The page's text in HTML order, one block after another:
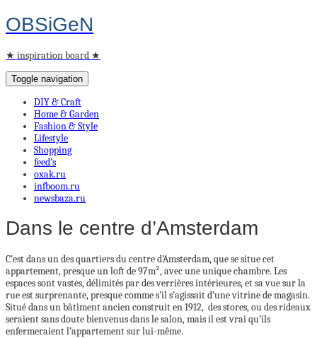
OBSiGeN
★ inspiration board ★
Toggle navigation
DIY & Craft
Home & Garden
Fashion & Style
Lifestyle
Shopping
feed’s
oxak.ru
infboom.ru
newsbaza.ru
Dans le centre d’Amsterdam
C’est dans un des quartiers du centre d’Amsterdam, que se situe cet
appartement, presque un loft de 97m², avec une unique chambre. Les
espaces sont vastes, délimités par des verrières intérieures, et sa vue sur la
rue est surprenante, presque comme s’il s’agissait d’une vitrine de magasin.
Situé dans un bâtiment ancien construit en 1912, des stores, ou des rideaux
seraient sans doute bienvenus dans le salon, mais il est vrai qu’ils
enfermeraient l’appartement sur lui-même.